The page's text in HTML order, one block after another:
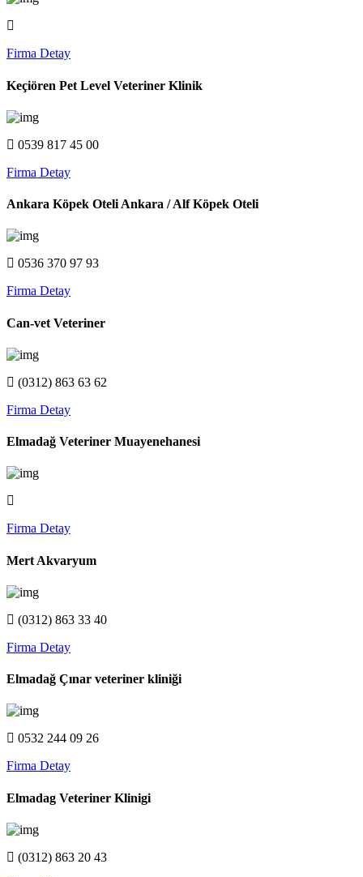
Firma Detay
Keçiören Pet Level Veteriner Klinik
0539 817 45 00
Firma Detay
Ankara Köpek Oteli Ankara / Alf Köpek Oteli
0536 370 97 93
Firma Detay
Can-vet Veteriner
(0312) 863 63 62
Firma Detay
Elmadağ Veteriner Muayenehanesi
Firma Detay
Mert Akvaryum
(0312) 863 33 40
Firma Detay
Elmadağ Çınar veteriner kliniği
0532 244 09 26
Firma Detay
Elmadag Veteriner Klinigi
(0312) 863 20 43